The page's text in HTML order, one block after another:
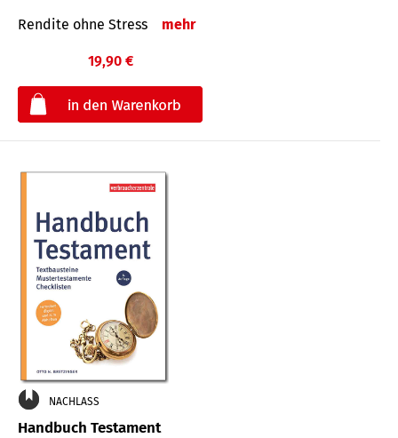
Rendite ohne Stress mehr
19,90 €
NACHLASS
Handbuch Testament